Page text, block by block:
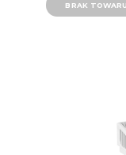
BRAK TOWARU